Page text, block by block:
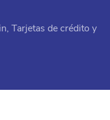
Tarjetas de crédito y